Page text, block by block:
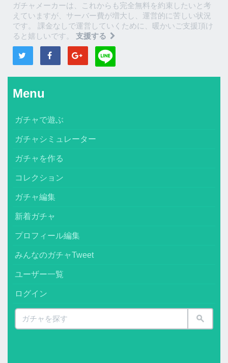
ガチャメーカーは、これからも完全無料を約束したいと考
えていますが、サーバー費が増大し、運営的に苦しい状況
です。 課金なしで運営していくために、暖かいご支援頂け
ると嬉しいです。 支援する
Menu
ガチャで遊ぶ
ガチャシミュレーター
ガチャを作る
コレクション
ガチャ編集
新着ガチャ
プロフィール編集
みんなのガチャTweet
ユーザー一覧
ログイン